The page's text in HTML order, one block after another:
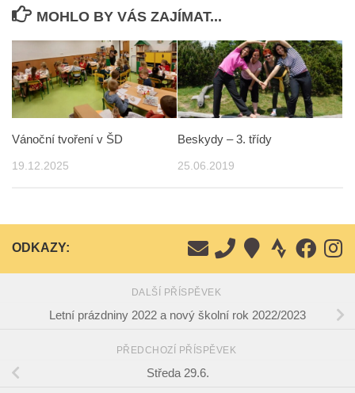
MOHLO BY VÁS ZAJÍMAT...
Vánoční tvoření v ŠD
19.12.2025
Beskydy – 3. třídy
25.06.2019
ODKAZY:
DALŠÍ PŘÍSPĚVEK
Letní prázdniny 2022 a nový školní rok 2022/2023
PŘEDCHOZÍ PŘÍSPĚVEK
Středa 29.6.